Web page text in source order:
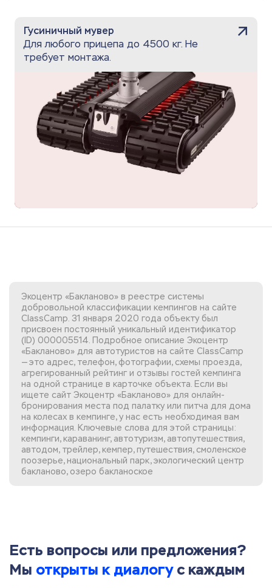
Гусиничный мувер
Для любого прицепа до 4500 кг. Не
требует монтажа.
Экоцентр «Бакланово» в реестре системы
добровольной классификации кемпингов на сайте
ClassCamp. 31 января 2020 года объекту был
присвоен постоянный уникальный идентификатор
(ID) 000005514. Подробное описание Экоцентр
«Бакланово» для автотуристов на сайте ClassCamp
— это адрес, телефон, фотографии, схемы проезда,
агрегированный рейтинг и отзывы гостей кемпинга
на одной странице в карточке объекта. Если вы
ищете сайт Экоцентр «Бакланово» для онлайн-
бронирования места под палатку или питча для дома
на колесах в кемпинге, у нас есть необходимая вам
информация. Ключевые слова для этой страницы:
кемпинги, караванинг, автотуризм, автопутешествия,
автодом, трейлер, кемпер, путешествия, смоленское
поозерье, национальный парк, экологический центр
бакланово, озеро бакланоское
Есть вопросы или предложения?
Мы открыты к диалогус каждым